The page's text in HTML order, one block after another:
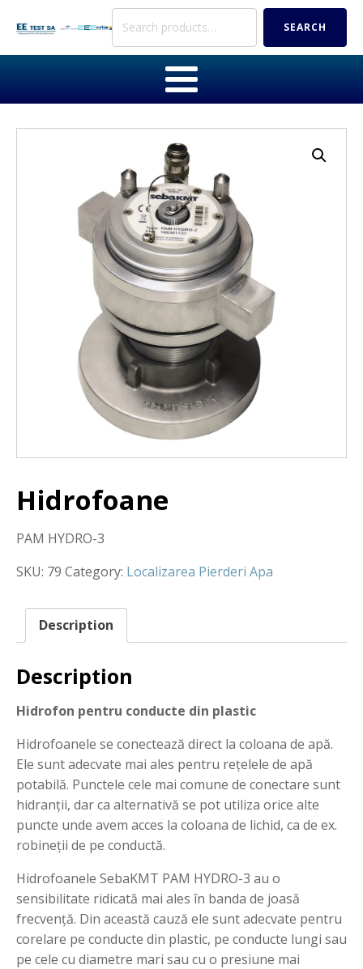
Search
SEARCH
Hidrofoane
PAM HYDRO-3
SKU: 79 Category: Localizarea Pierderi Apa
Description
Description
Hidrofon pentru conducte din plastic
Hidrofoanele se conectează direct la coloana de apă.
Ele sunt adecvate mai ales pentru reţelele de apă
potabilă. Punctele cele mai comune de conectare sunt
hidranţii, dar ca alternativă se pot utiliza orice alte
puncte unde avem acces la coloana de lichid, ca de ex.
robineţii de pe conductă.
Hidrofoanele SebaKMT PAM HYDRO-3 au o
sensibilitate ridicată mai ales în banda de joasă
frecvenţă. Din această cauză ele sunt adecvate pentru
corelare pe conducte din plastic, pe conducte lungi sau
pe cele cu diametre mari sau cu o presiune mai